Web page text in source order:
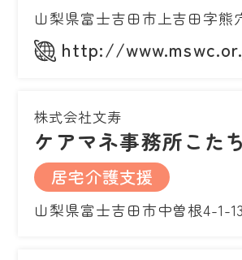
山梨県富士吉田市上吉田字熊
http://
株式会社文寿
ケアマネ事務所こた
居宅介護支援
山梨県富士吉田市中曽根4-1-13